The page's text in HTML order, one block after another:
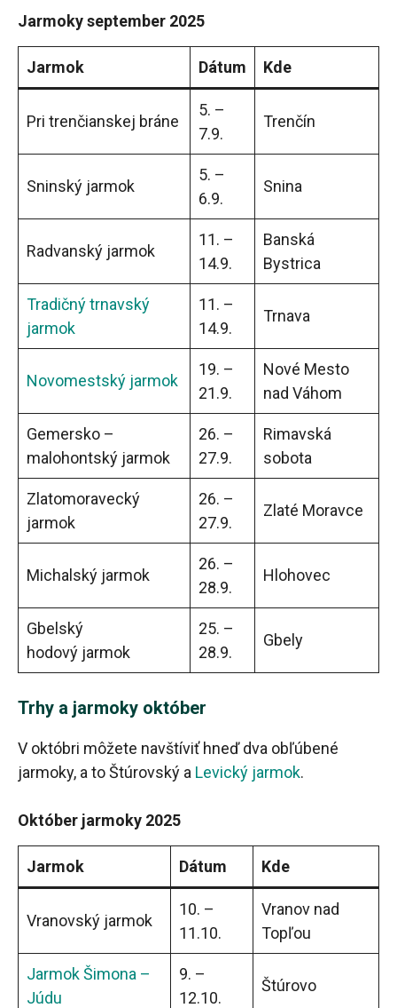
Jarmoky september 2025
Jarmok Dátum Kde
Pri trenčianskej bráne
5. –
7.9.
Trenčín
Sninský jarmok
5. –
6.9.
Snina
Radvanský jarmok
11. –
14.9.
Banská
Bystrica
Tradičný trnavský
jarmok
11. –
14.9.
Trnava
Novomestský jarmok
19. –
21.9.
Nové Mesto
nad Váhom
Gemersko –
malohontský jarmok
26. –
27.9.
Rimavská
sobota
Zlatomoravecký
jarmok
26. –
27.9.
Zlaté Moravce
Michalský jarmok
26. –
28.9.
Hlohovec
Gbelský
hodový jarmok
25. –
28.9.
Gbely
Trhy a jarmoky október
V októbri môžete navštíviť hneď dva obľúbené
jarmoky, a to Štúrovský a Levický jarmok.
Október jarmoky 2025
Jarmok Dátum Kde
Vranovský jarmok
10. –
11.10.
Vranov nad
Topľou
Jarmok Šimona –
Júdu
9. –
12.10.
Štúrovo